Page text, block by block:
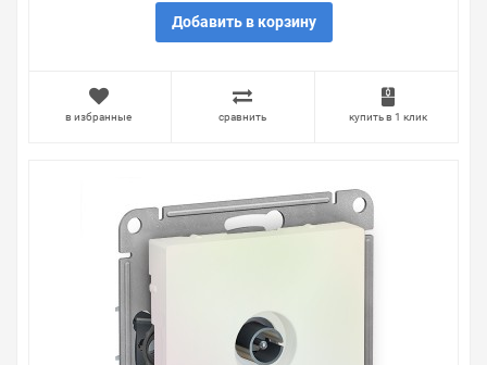
Добавить в корзину
в избранные сравнить купить в 1 клик